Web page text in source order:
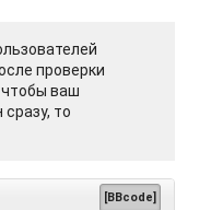
проверки
ваш
то
[BBcode]